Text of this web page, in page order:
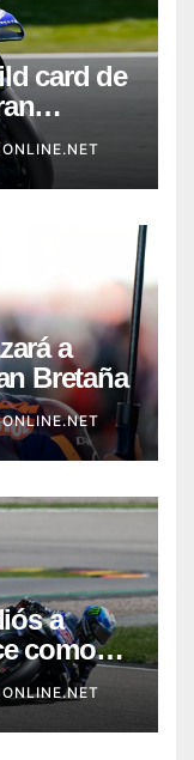
card de
a
Bretaña
a
como